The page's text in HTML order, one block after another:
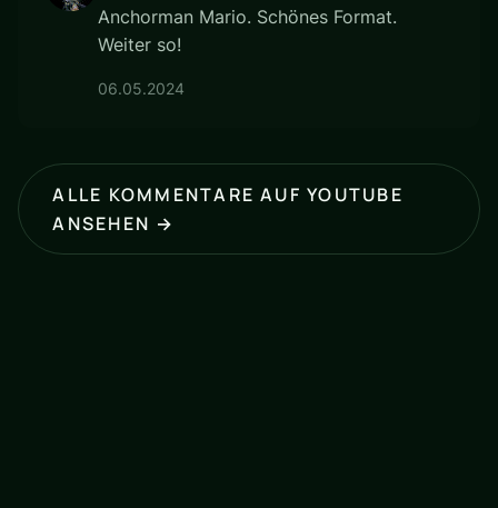
Anchorman Mario. Schönes Format.
Weiter so!
06.05.2024
ALLE KOMMENTARE AUF YOUTUBE
ANSEHEN →